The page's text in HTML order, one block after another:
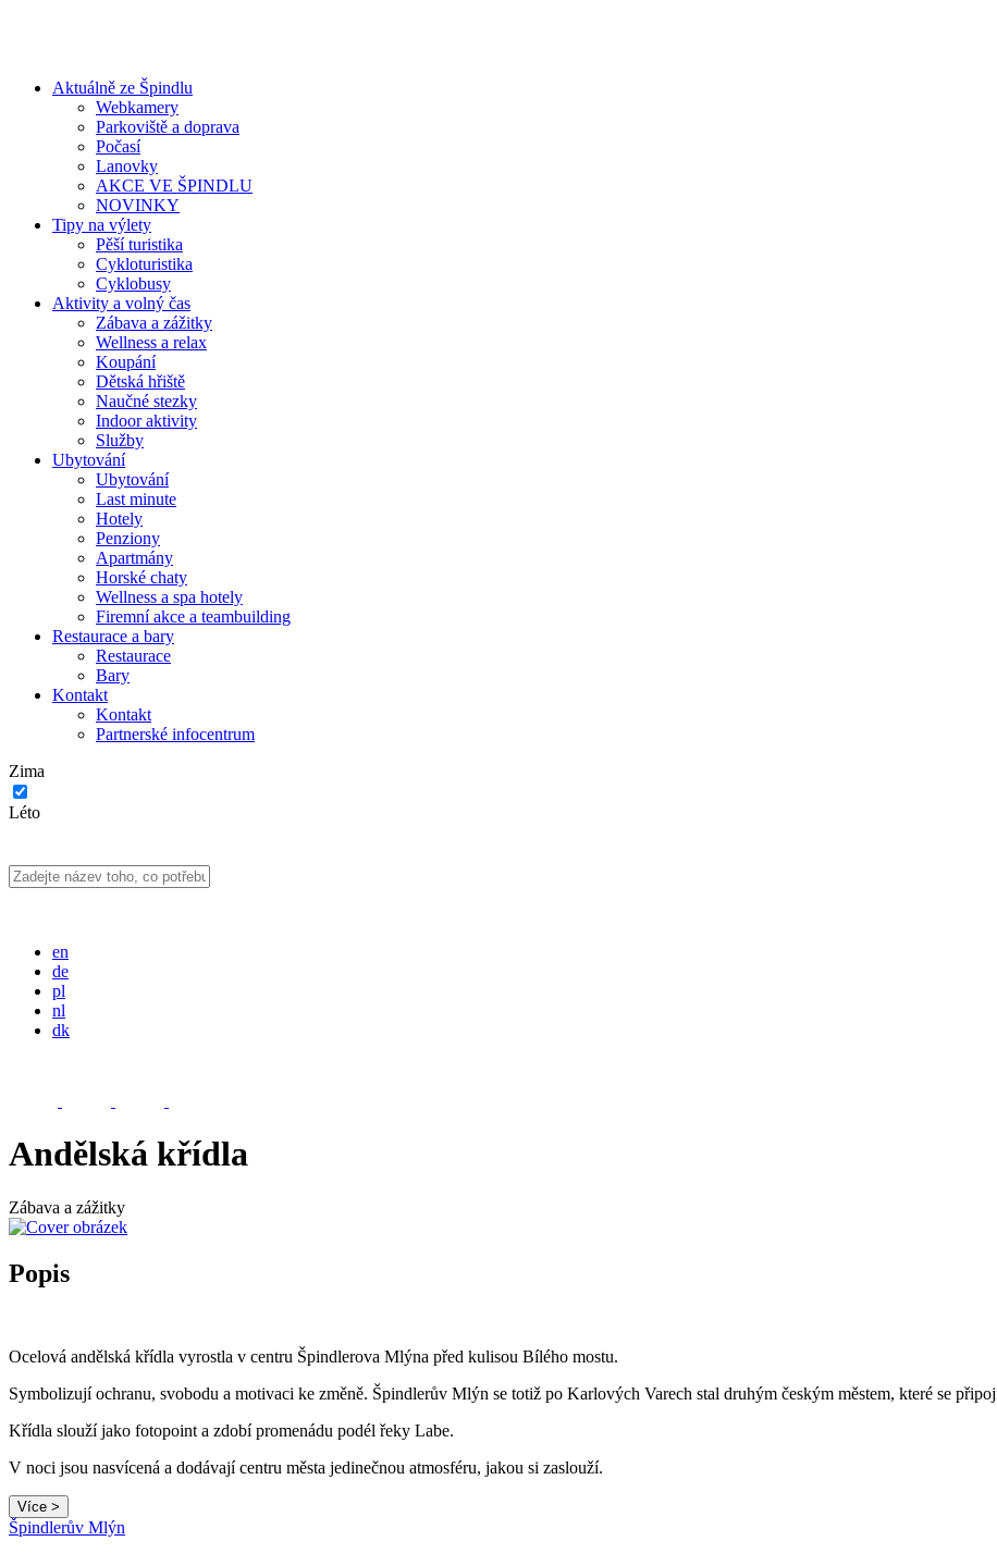
Aktuálně ze Špindlu
Webkamery
Parkoviště a doprava
Počasí
Lanovky
AKCE VE ŠPINDLU
NOVINKY
Tipy na výlety
Pěší turistika
Cykloturistika
Cyklobusy
Aktivity a volný čas
Zábava a zážitky
Wellness a relax
Koupání
Dětská hřiště
Naučné stezky
Indoor aktivity
Služby
Ubytování
Ubytování
Last minute
Hotely
Penziony
Apartmány
Horské chaty
Wellness a spa hotely
Firemní akce a teambuilding
Restaurace a bary
Restaurace
Bary
Kontakt
Kontakt
Partnerské infocentrum
Zima
Léto
en
de
pl
nl
dk
Andělská křídla
Zábava a zážitky
Popis
Ocelová andělská křídla vyrostla v centru Špindlerova Mlýna před kulisou Bílého mostu.
Symbolizují ochranu, svobodu a motivaci ke změně. Špindlerův Mlýn se totiž po Karlových Varech stal druhým českým městem, které se
Křídla slouží jako fotopoint a zdobí promenádu podél řeky Labe.
V noci jsou nasvícená a dodávají centru města jedinečnou atmosféru, jakou si zaslouží.
Více >
Špindlerův Mlýn